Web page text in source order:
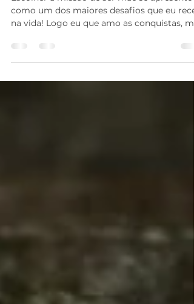
31 de ago. de 2023
2 min de leitura
FRANCISCO
Escolher a missão de ser mãe se apresentou
como um dos maiores desafios que eu